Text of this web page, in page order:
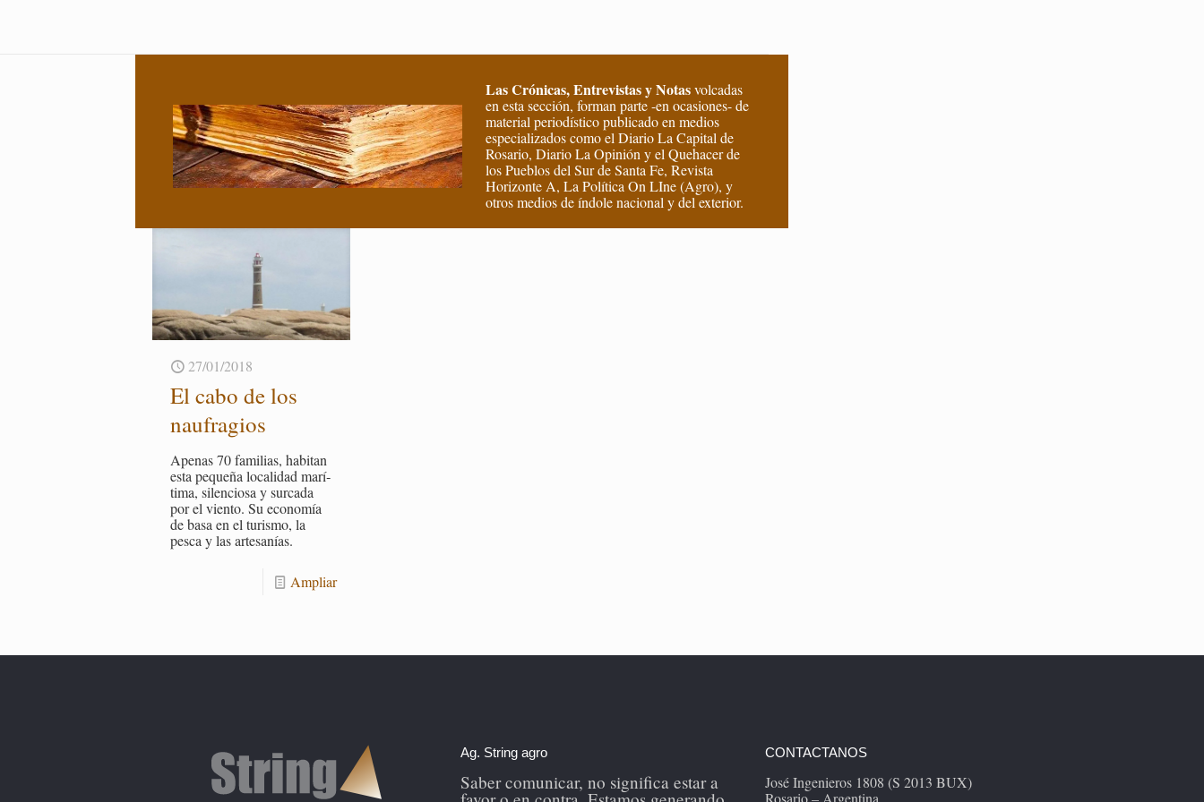
Las Crónicas, Entrevistas y Notasvolcadas
en esta sección, forman parte -en ocasiones- de
material periodístico publicado en medios
especializados como el Diario La Capital de
Rosario, Diario La Opinión y el Quehacer de
los Pueblos del Sur de Santa Fe, Revista
Horizonte A, La Política On LIne (Agro), y
otros medios de índole nacional y del exterior.
27/01/2018
El cabo de los
nau­fra­gios
Ape­nas 70 fa­mi­lias, ha­bi­tan
esta pe­que­ña lo­ca­li­dad ma­rí­
ti­ma, si­len­cio­sa y sur­ca­da
por el vien­to. Su eco­no­mía
de basa en el tu­ris­mo, la
pesca y las ar­te­sa­nías.
Am­pliar
Ag. String agro
Saber comunicar, no significa estar a
CONTACTANOS
José Ingenieros 1808 (S 2013 BUX)
Rosario – Argentina